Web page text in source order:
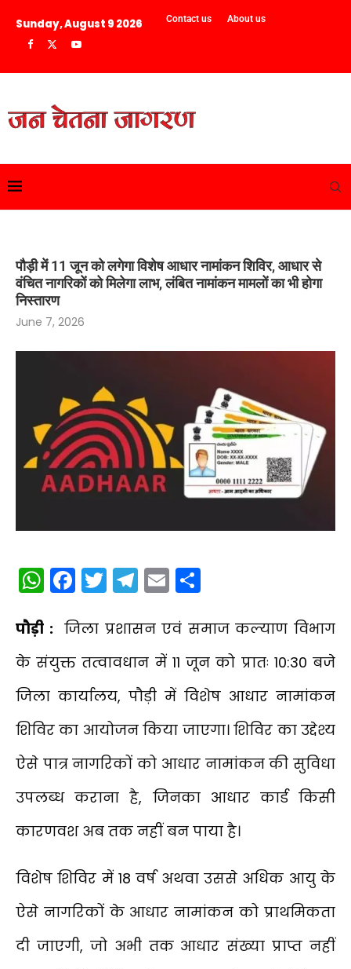
Sunday, August 9 2026 Contact us About us
पौड़ी में 11 जून को लगेगा विशेष आधार नामांकन शिविर, आधार से
वंचित नागरिकों को मिलेगा लाभ, लंबित नामांकन मामलों का भी होगा
निस्तारण
June 7, 2026
WhatsApp
Facebook
Twitter
Telegram
Email
पौड़ी : जिला प्रशासन एवं समाज कल्याण विभाग
के संयुक्त तत्वावधान में 11 जून को प्रातः 10:30 बजे
जिला कार्यालय, पौड़ी में विशेष आधार नामांकन
शिविर का आयोजन किया जाएगा। शिविर का उद्देश्य
ऐसे पात्र नागरिकों को आधार नामांकन की सुविधा
उपलब्ध कराना है, जिनका आधार कार्ड किसी
कारणवश अब तक नहीं बन पाया है।
विशेष शिविर में 18 वर्ष अथवा उससे अधिक आयु के
ऐसे नागरिकों के आधार नामांकन को प्राथमिकता
दी जाएगी, जो अभी तक आधार संख्या प्राप्त नहीं